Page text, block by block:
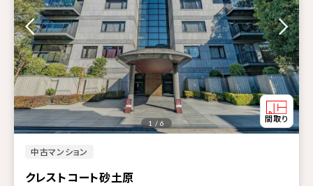
中古マンション
クレストコート砂土原
1 / 6